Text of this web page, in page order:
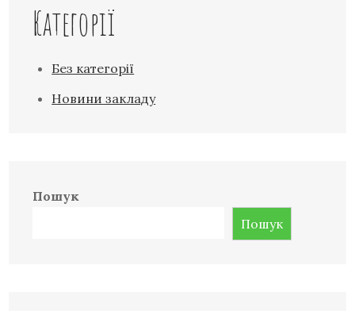
Категорії
Без категорії
Новини закладу
Пошук
Пошук